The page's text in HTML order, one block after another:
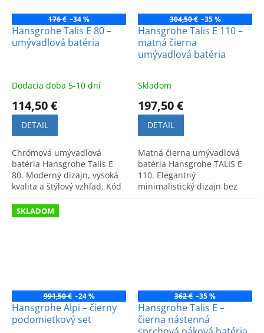
176 € –34 %
Hansgrohe Talis E 80 –
umývadlová batéria
Dodacia doba 5-10 dní
114,50 €
DETAIL
Chrómová umývadlová
batéria Hansgrohe Talis E
80. Moderný dizajn, vysoká
kvalita a štýlový vzhľad. Kód
produktu: 71702000.
304,50 € –35 %
Hansgrohe Talis E 110 –
matná čierna
umývadlová batéria
Skladom
197,50 €
DETAIL
Matná čierna umývadlová
batéria Hansgrohe TALIS E
110. Elegantný
minimalistický dizajn bez
odtokovej garnitúry. Vysoká
SKLADOM
991,50 € –24 %
Hansgrohe Alpi – čierny
podomietkový set
362 € –35 %
Hansgrohe Talis E –
čierna nástenná